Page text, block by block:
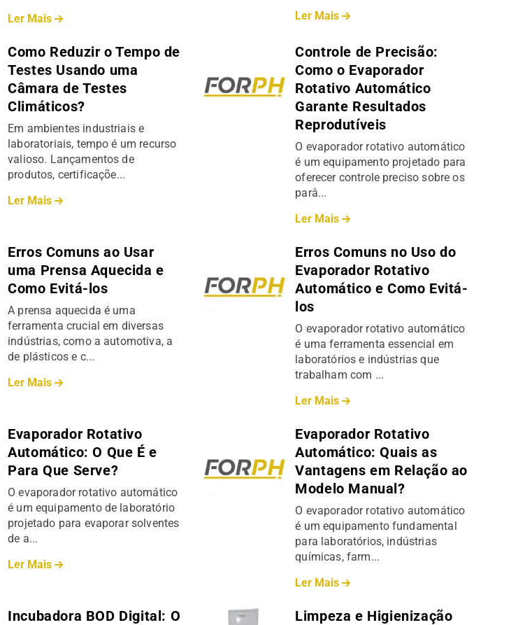
Ler Mais
Ler Mais
Como Reduzir o Tempo de
Testes Usando uma
Câmara de Testes
Climáticos?
Em ambientes industriais e
laboratoriais, tempo é um recurso
valioso. Lançamentos de
produtos, certificaçõe...
Ler Mais
Controle de Precisão:
Como o Evaporador
Rotativo Automático
Garante Resultados
Reprodutíveis
O evaporador rotativo automático
é um equipamento projetado para
oferecer controle preciso sobre os
parâ...
Ler Mais
Erros Comuns ao Usar
uma Prensa Aquecida e
Como Evitá-los
A prensa aquecida é uma
ferramenta crucial em diversas
indústrias, como a automotiva, a
de plásticos e c...
Ler Mais
Erros Comuns no Uso do
Evaporador Rotativo
Automático e Como Evitá-
los
O evaporador rotativo automático
é uma ferramenta essencial em
laboratórios e indústrias que
trabalham com ...
Ler Mais
Evaporador Rotativo
Automático: O Que É e
Para Que Serve?
O evaporador rotativo automático
é um equipamento de laboratório
projetado para evaporar solventes
de a...
Ler Mais
Evaporador Rotativo
Automático: Quais as
Vantagens em Relação ao
Modelo Manual?
O evaporador rotativo automático
é um equipamento fundamental
para laboratórios, indústrias
químicas, farm...
Ler Mais
Incubadora BOD Digital: O
Limpeza e Higienização